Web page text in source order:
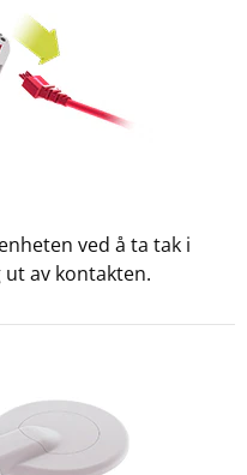
ved å ta tak i
av kontakten.